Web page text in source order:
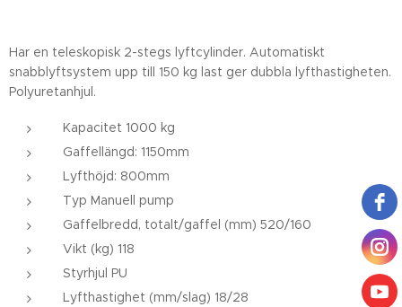
Har en teleskopisk 2-stegs lyftcylinder. Automatiskt
snabblyftsystem upp till 150 kg last ger dubbla lyfthastigheten.
Polyuretanhjul.
Kapacitet 1000 kg
Gaffellängd: 1150mm
Lyfthöjd: 800mm
Typ Manuell pump
Gaffelbredd, totalt/gaffel (mm) 520/160
Vikt (kg) 118
Styrhjul PU
Lyfthastighet (mm/slag) 18/28